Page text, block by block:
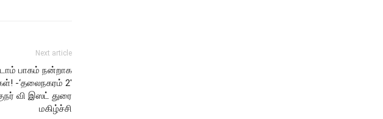
Next article
பாகம் நன்றாக
-‘தலைநகரம் 2′
வி இஸட் துரை
மகிழ்ச்சி